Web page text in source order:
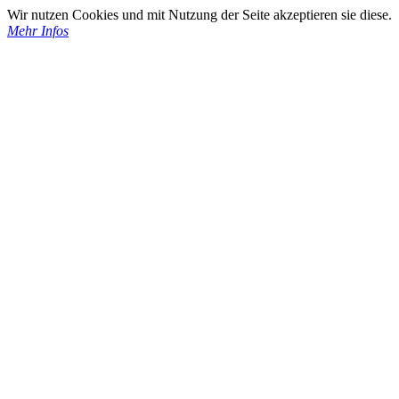
Wir nutzen Cookies und mit Nutzung der Seite akzeptieren sie diese.
Mehr Infos